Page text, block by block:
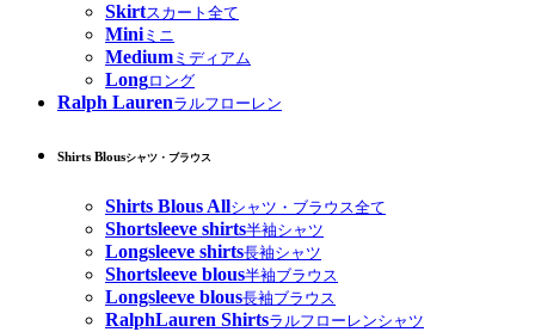
Skirtスカート全て
Miniミニ
Medium ミディアム
Longロング
Ralph Laurenラルフローレン
Shirts Blousシャツ・ブラウス
Shirts Blous Allシャツ・ブラウス全て
Shortsleeve shirts半袖シャツ
Longsleeve shirts長袖シャツ
Shortsleeve blous半袖ブラウス
Longsleeve blous長袖ブラウス
RalphLauren Shirtsラルフローレンシャツ